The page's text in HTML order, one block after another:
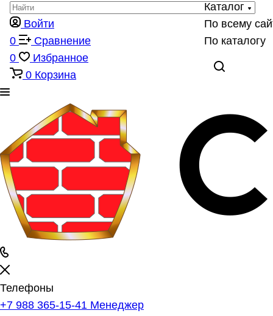
Каталог
По всему
По каталогу
Войти
0
Сравнение
0
Избранное
0 Корзина
Телефоны
+7 988 365-15-41 Менеджер